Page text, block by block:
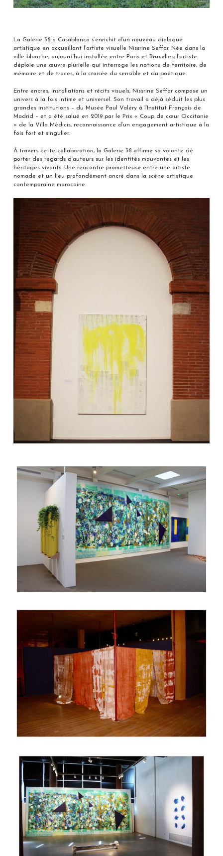
La Galerie 38 à Casablanca s’enrichit d’un nouveau dialogue
artistique en accueillant l’artiste visuelle Nissrine Seffar. Née dans la
ville blanche, aujourd’hui installée entre Paris et Bruxelles, l’artiste
déploie une œuvre plurielle qui interroge les notions de territoire, de
mémoire et de traces, à la croisée du sensible et du poétique.
Entre encres, installations et récits visuels, Nissrine Seffar compose un
univers à la fois intime et universel. Son travail a déjà séduit les plus
grandes institutions – du Musée Paul Valéry à l’Institut Français de
Madrid – et a été salué en 2019 par le Prix « Coup de cœur Occitanie
» de la Villa Médicis, reconnaissance d’un engagement artistique à la
fois fort et singulier.
À travers cette collaboration, la Galerie 38 affirme sa volonté de
porter des regards d’auteurs sur les identités mouvantes et les
héritages vivants. Une rencontre prometteuse entre une artiste
nomade et un lieu profondément ancré dans la scène artistique
contemporaine marocaine.